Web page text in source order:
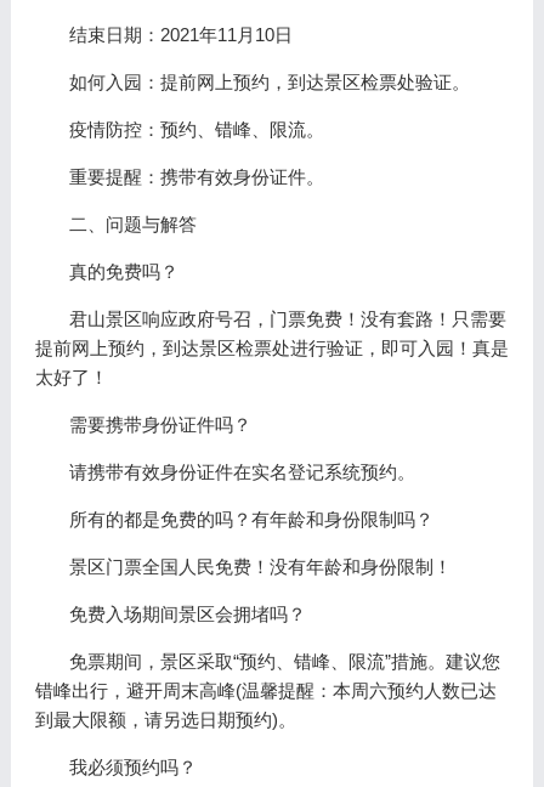
结束日期：2021年11月10日
如何入园：提前网上预约，到达景区检票处验证。
疫情防控：预约、错峰、限流。
重要提醒：携带有效身份证件。
二、问题与解答
真的免费吗？
君山景区响应政府号召，门票免费！没有套路！只需要
提前网上预约，到达景区检票处进行验证，即可入园！真是
太好了！
需要携带身份证件吗？
请携带有效身份证件在实名登记系统预约。
所有的都是免费的吗？有年龄和身份限制吗？
景区门票全国人民免费！没有年龄和身份限制！
免费入场期间景区会拥堵吗？
免票期间，景区采取“预约、错峰、限流”措施。建议您
错峰出行，避开周末高峰(温馨提醒：本周六预约人数已达
到最大限额，请另选日期预约)。
我必须预约吗？